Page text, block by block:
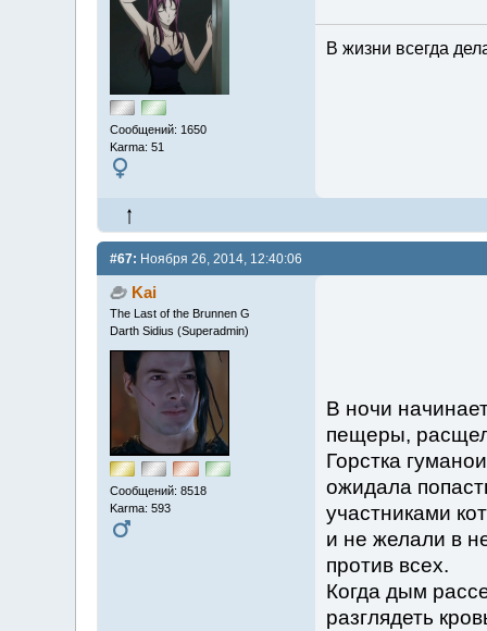
Сообщений: 1650
Karma: 51
В жизни всегда
#67: Ноября 26, 2014, 12:40:06
Kai
The Last of the Brunnen G
Darth Sidius (Superadmin)
Сообщений: 8518
Karma: 593
В ночи
пещеры,
Горстка
ожидала
участниками
и не желали в
против всех.
Когда дым
разглядеть